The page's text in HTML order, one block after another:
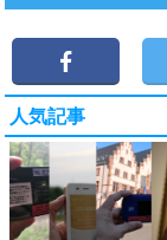
人気記事